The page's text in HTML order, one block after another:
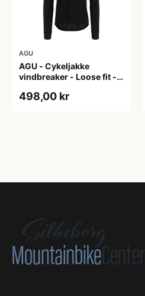
AGU
AGU - Cykeljakke
vindbreaker - Loose fit -
498,00 kr